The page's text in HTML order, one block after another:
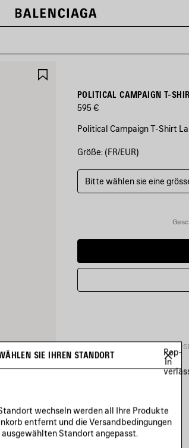
POLITICAL CAMPAIGN T-
595 €
Political Campaign T-Shirt
FARBEN
SCHWARZ
Schwarz
Größe: (FR/EUR)
Bitte wählen sie eine
• Kurze Ärmel
• Political Campaign
• Hergestellt in Portugal
Product ID:641675TKVJ11070
Mehr anzeigen
SIE IHREN STANDORT
Pop-
In
wechseln werden all Ihre Produkte
entfernt und die Versandbedingungen
ausgewählten Standort angepasst.